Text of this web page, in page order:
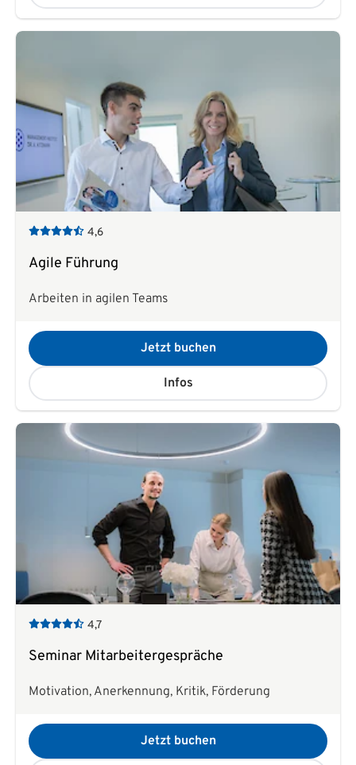
4,6
Agile Führung
Arbeiten in agilen Teams
Jetzt buchen
Infos
4,7
Seminar Mitarbeitergespräche
Motivation, Anerkennung, Kritik, Förderung
Jetzt buchen